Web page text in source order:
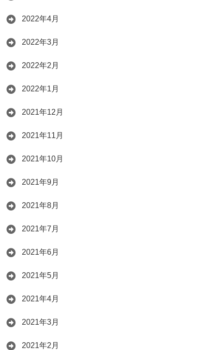
2022年4月
2022年3月
2022年2月
2022年1月
2021年12月
2021年11月
2021年10月
2021年9月
2021年8月
2021年7月
2021年6月
2021年5月
2021年4月
2021年3月
2021年2月